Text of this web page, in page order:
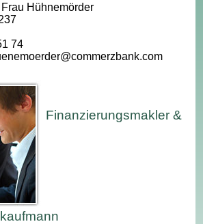
Hühnemörder
74
Finanzierungsmakler &